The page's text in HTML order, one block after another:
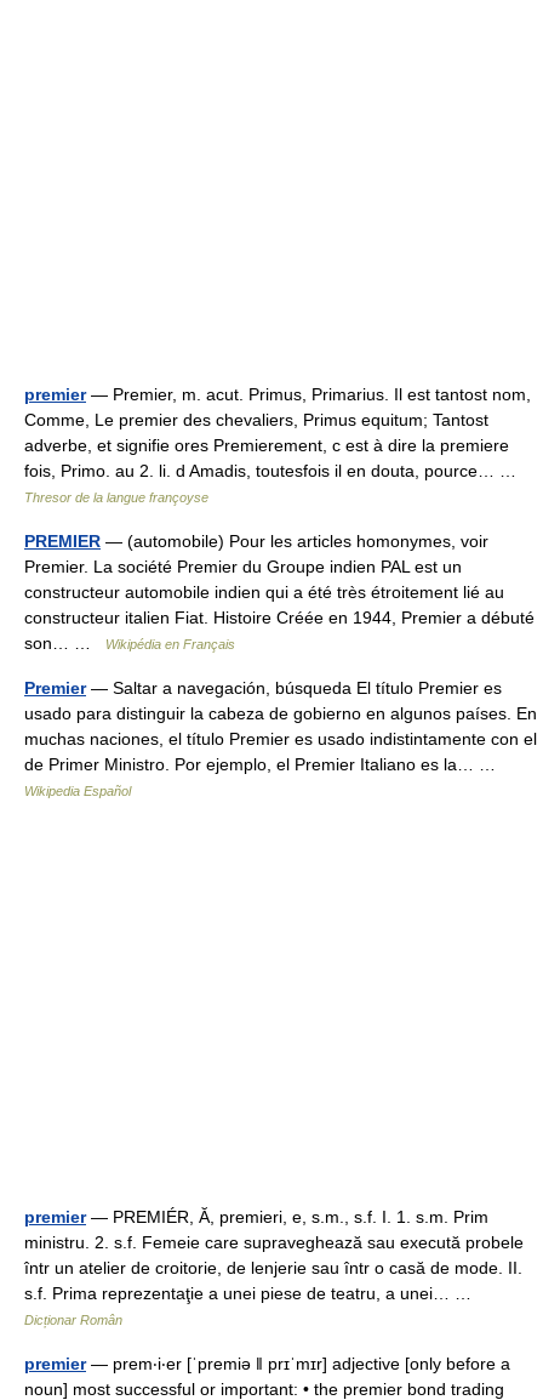
premier— Premier, m. acut. Primus, Primarius. Il est tantost nom,
Comme, Le premier des chevaliers, Primus equitum; Tantost
adverbe, et signifie ores Premierement, c est à dire la premiere
fois, Primo. au 2. li. d Amadis, toutesfois il en douta, pource… …
Thresor de la langue françoyse
PREMIER — (automobile) Pour les articles homonymes, voir
Premier. La société Premier du Groupe indien PAL est un
constructeur automobile indien qui a été très étroitement lié au
constructeur italien Fiat. Histoire Créée en 1944, Premier a débuté
son… …
Wikipédia en Français
Premier— Saltar a navegación, búsqueda El título Premier es
usado para distinguir la cabeza de gobierno en algunos países. En
muchas naciones, el título Premier es usado indistintamente con el
de Primer Ministro. Por ejemplo, el Premier Italiano es la… …
Wikipedia Español
premier— PREMIÉR, Ă, premieri, e, s.m., s.f. I. 1. s.m. Prim
ministru. 2. s.f. Femeie care supraveghează sau execută probele
într un atelier de croitorie, de lenjerie sau într o casă de mode. II.
s.f. Prima reprezentaţie a unei piese de teatru, a unei… …
Dicționar Român
premier— prem‧i‧er [ˈpremiə ǁ prɪˈmɪr] adjective [only before a
noun] most successful or important: • the premier bond trading